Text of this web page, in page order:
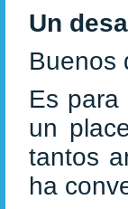
Un
Buenos
Es
un
tantos
ha